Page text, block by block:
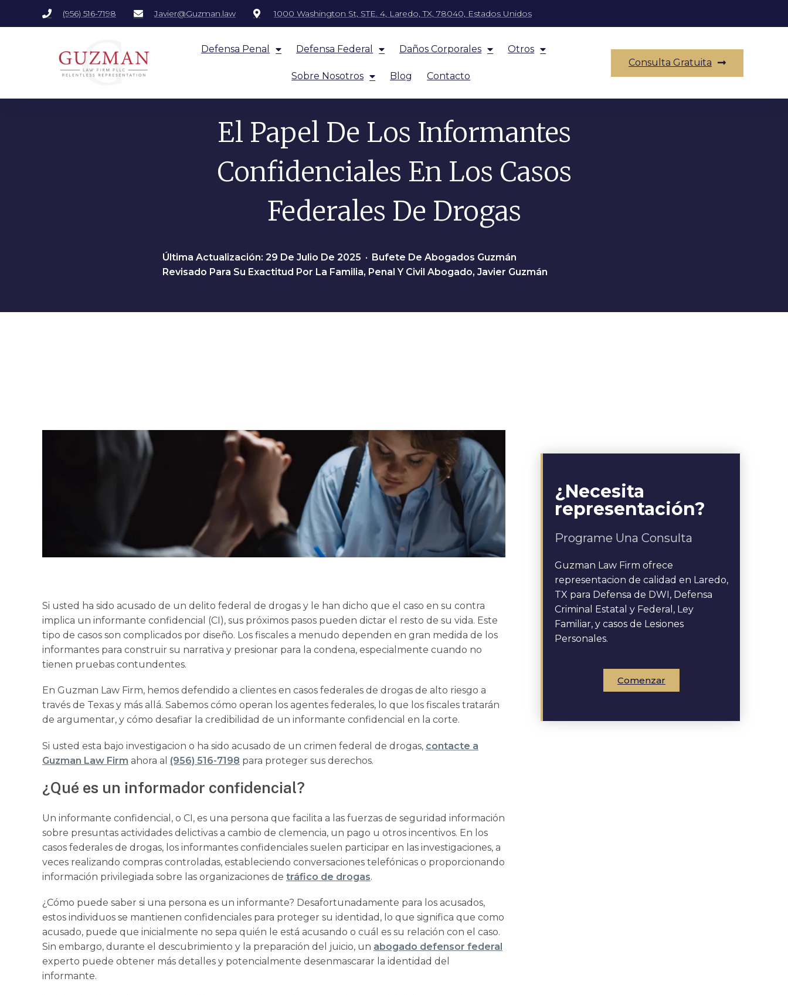
(956) 516-7198 Javier@Guzman.law 1000 Washington St, STE. 4, Laredo, TX, 78040, Estados Unidos
Defensa Penal Defensa Federal Daños Corporales Otros
Sobre Nosotros Blog Contacto
Consulta Gratuita
El Papel De Los Informantes
Confidenciales En Los Casos
Federales De Drogas
Última Actualización: 29 De Julio De 2025 • Bufete De Abogados Guzmán
Revisado Para Su Exactitud Por La Familia, Penal Y Civil Abogado, Javier Guzmán
Si usted ha sido acusado de un delito federal de drogas y le han dicho que el caso en su contra
implica un informante confidencial (CI), sus próximos pasos pueden dictar el resto de su vida. Este
tipo de casos son complicados por diseño. Los fiscales a menudo dependen en gran medida de los
informantes para construir su narrativa y presionar para la condena, especialmente cuando no
tienen pruebas contundentes.
En Guzman Law Firm, hemos defendido a clientes en casos federales de drogas de alto riesgo a
través de Texas y más allá. Sabemos cómo operan los agentes federales, lo que los fiscales tratarán
de argumentar, y cómo desafiar la credibilidad de un informante confidencial en la corte.
Si usted esta bajo investigacion o ha sido acusado de un crimen federal de drogas, contacte a
Guzman Law Firm ahora al (956) 516-7198 para proteger sus derechos.
¿Qué es un informador confidencial?
Un informante confidencial, o CI, es una persona que facilita a las fuerzas de seguridad información
sobre presuntas actividades delictivas a cambio de clemencia, un pago u otros incentivos. En los
casos federales de drogas, los informantes confidenciales suelen participar en las investigaciones, a
veces realizando compras controladas, estableciendo conversaciones telefónicas o proporcionando
información privilegiada sobre las organizaciones de tráfico de drogas.
¿Cómo puede saber si una persona es un informante? Desafortunadamente para los acusados,
estos individuos se mantienen confidenciales para proteger su identidad, lo que significa que como
acusado, puede que inicialmente no sepa quién le está acusando o cuál es su relación con el caso.
Sin embargo, durante el descubrimiento y la preparación del juicio, un abogado defensor federal
experto puede obtener más detalles y potencialmente desenmascarar la identidad del
informante.
¿Necesita
representación?
Programe Una Consulta
Guzman Law Firm ofrece
representacion de calidad en Laredo,
TX para Defensa de DWI, Defensa
Criminal Estatal y Federal, Ley
Familiar, y casos de Lesiones
Personales.
Comenzar